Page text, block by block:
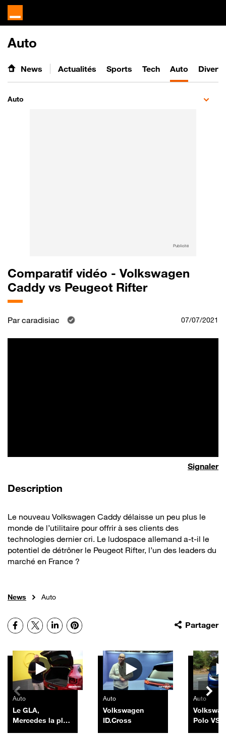
Auto
News Actualités Sports Tech Auto
Auto
Publicité
Comparatif vidéo - Volkswagen
Caddy vs Peugeot Rifter
Parcaradisiac 07/07/2021
Signaler
Description
Le nouveau Volkswagen Caddy délaisse un peu plus le
monde de l’utilitaire pour offrir à ses clients des
technologies dernier cri. Le ludospace allemand a-t-il le
potentiel de détrôner le Peugeot Rifter, l’un des leaders du
marché en France ?
News Auto
Partager
Facebook
X LinkedInPinterest
Autres vidéos
Auto
Le GLA,
Mercedes la plus
Auto
Volkswagen
ID.Cross
Auto
Polo VS